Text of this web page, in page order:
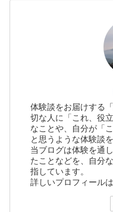
体験談をお届けする
切な人に「これ、役
なことや、自分が「
と思うような体験談
当ブログは体験を通
たことなどを、自分
指しています。
詳しいプロフィールは